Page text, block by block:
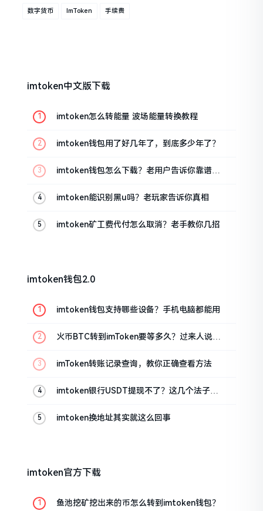
数字货币 ImToken 手续费
imtoken中文版下载
imtoken怎么转能量 波场能量转换教程
imtoken钱包用了好几年了，到底多少年了？
imtoken钱包怎么下载？老用户告诉你靠谱渠
imtoken能识别黑u吗？老玩家告诉你真相
imtoken矿工费代付怎么取消？老手教你几招
imtoken钱包2.0
imtoken钱包支持哪些设备？手机电脑都能用
火币BTC转到imToken要等多久？过来人说说
imToken转账记录查询，教你正确查看方法
imtoken银行USDT提现不了？这几个法子能
imtoken换地址其实就这么回事
imtoken官方下载
鱼池挖矿挖出来的币怎么转到imtoken钱包？